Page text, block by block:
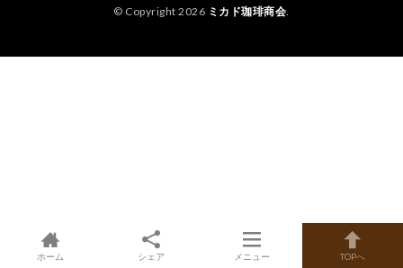
© Copyright 2026 ミカド珈琲商会.
ホーム シェア メニュー TOPへ